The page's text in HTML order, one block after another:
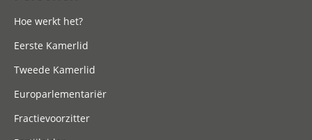
Hoe werkt het?
Eerste Kamerlid
Tweede Kamerlid
Europarlementariër
Fractievoorzitter